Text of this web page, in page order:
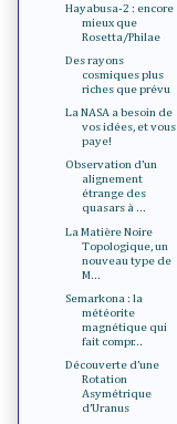
Hayabusa-2 : encore
mieux que
Rosetta/Philae
Des rayons
cosmiques plus
riches que prévu
La NASA a besoin de
vos idées, et vous
paye!
Observation d’un
alignement
étrange des
quasars à ...
La Matière Noire
Topologique, un
nouveau type de
M...
Semarkona : la
météorite
magnétique qui
fait compr...
Découverte d’une
Rotation
Asymétrique
d’Uranus